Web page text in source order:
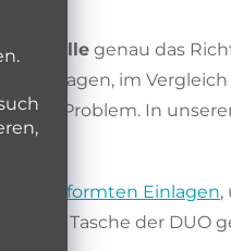
genau das
Einlagen, im Vergleich
kein Problem. In
DUO geformten Einlagen,
in die Tasche der DUO